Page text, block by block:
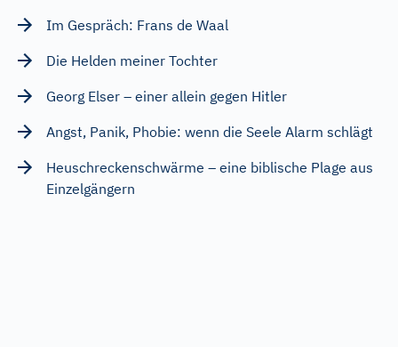
Im Gespräch: Frans de Waal
Die Helden meiner Tochter
Georg Elser – einer allein gegen Hitler
Angst, Panik, Phobie: wenn die Seele Alarm schlägt
Heuschreckenschwärme – eine biblische Plage aus
Einzelgängern